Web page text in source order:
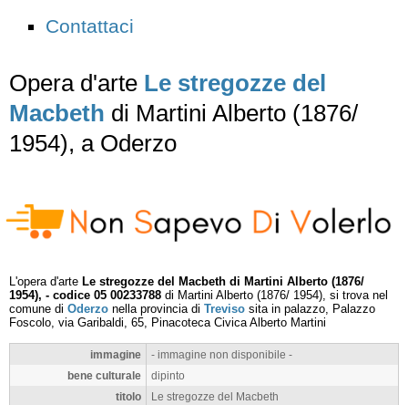
Contattaci
Opera d'arte Le stregozze del
Macbeth di Martini Alberto (1876/
1954), a Oderzo
L'opera d'arte Le stregozze del Macbeth di Martini Alberto (1876/
1954), - codice 05 00233788 di Martini Alberto (1876/ 1954), si trova nel
comune di Oderzo nella provincia di Treviso sita in palazzo, Palazzo
Foscolo, via Garibaldi, 65, Pinacoteca Civica Alberto Martini
immagine
- immagine non disponibile -
bene culturale
dipinto
titolo
Le stregozze del Macbeth